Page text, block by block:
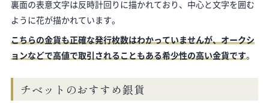
裏面の表意文字は反時計回りに描かれており、中心と文字を囲む
ように花が描かれています。
こちらの金貨も正確な発行枚数はわかっていませんが、オークシ
ョンなどで高値で取引されることもある希少性の高い金貨です。
チベットのおすすめ銀貨